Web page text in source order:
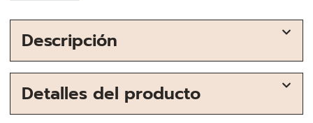
Descripción
Detalles del producto